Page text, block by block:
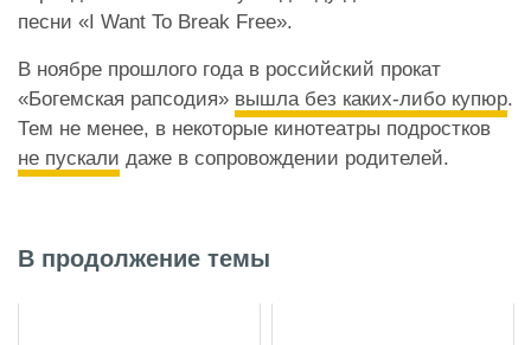
песни «I Want To Break Free».
В ноябре прошлого года в российский прокат
«Богемская рапсодия» вышла без каких-либо купюр.
Тем не менее, в некоторые кинотеатры подростков
не пускали даже в сопровождении родителей.
В продолжение темы